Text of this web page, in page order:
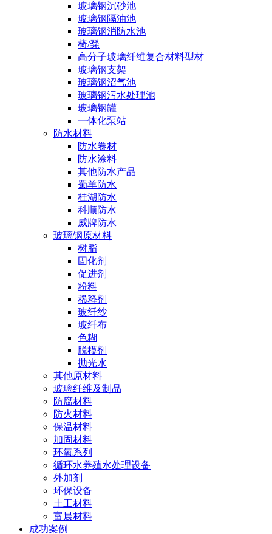
玻璃钢沉砂池
玻璃钢隔油池
玻璃钢消防水池
椅/凳
高分子玻璃纤维复合材料型材
玻璃钢支架
玻璃钢沼气池
玻璃钢污水处理池
玻璃钢罐
一体化泵站
防水材料
防水卷材
防水涂料
其他防水产品
蜀羊防水
桂湖防水
科顺防水
威牌防水
玻璃钢原材料
树脂
固化剂
促进剂
粉料
稀释剂
玻纤纱
玻纤布
色糊
脱模剂
抛光水
其他原材料
玻璃纤维及制品
防腐材料
防火材料
保温材料
加固材料
环氧系列
循环水养殖水处理设备
外加剂
环保设备
土工材料
富晨材料
成功案例